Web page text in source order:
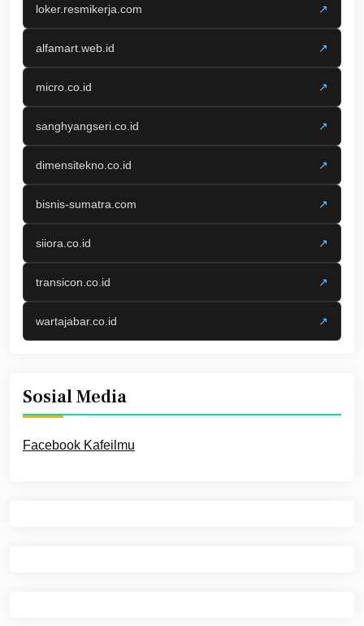
loker.resmikerja.com ↗
alfamart.web.id ↗
micro.co.id ↗
sanghyangseri.co.id ↗
dimensitekno.co.id ↗
bisnis-sumatra.com ↗
siiora.co.id ↗
transicon.co.id ↗
wartajabar.co.id ↗
Sosial Media
Facebook Kafeilmu